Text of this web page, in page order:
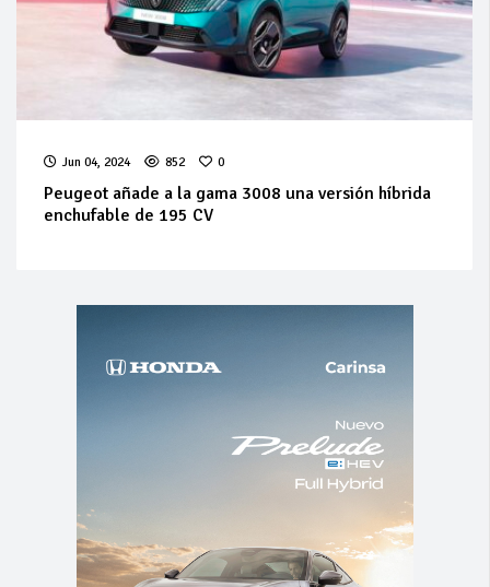
Jun 04, 2024 852 0
Peugeot añade a la gama 3008 una versión híbrida
enchufable de 195 CV